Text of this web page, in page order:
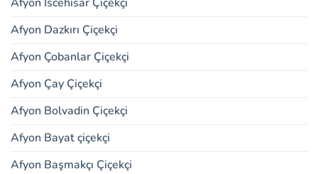
Afyon İscehisar Çiçekçi
Afyon Dazkırı Çiçekçi
Afyon Çobanlar Çiçekçi
Afyon Çay Çiçekçi
Afyon Bolvadin Çiçekçi
Afyon Bayat çiçekçi
Afyon Başmakçı Çiçekçi